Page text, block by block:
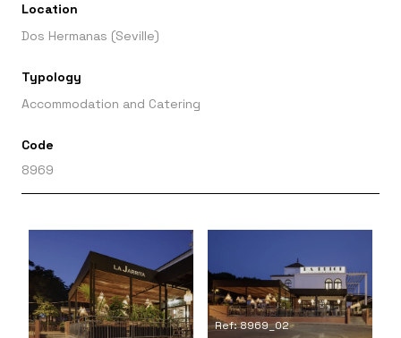
Location
Dos Hermanas (Seville)
Typology
Accommodation and Catering
Code
8969
Ref: 8969_02